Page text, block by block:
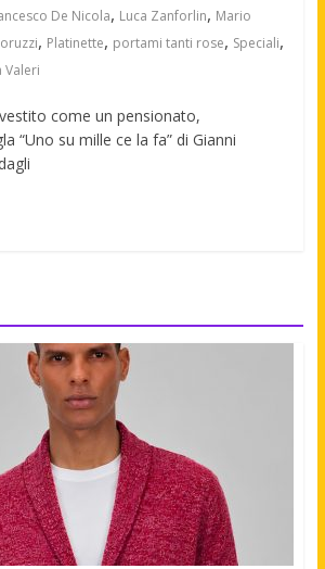
De Nicola, Luca Zanforlin, Mario
, Platinette, portami tanti rose, Speciali,
Valeri
come un pensionato,
“Uno su mille ce la fa” di Gianni